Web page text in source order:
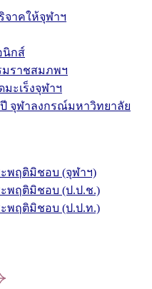
จาคให้จุฬาฯ
นิกส์
ราชสมภพฯ
ะเร็งจุฬาฯ
จุฬาลงกรณ์มหาวิทยาลัย
พฤติมิชอบ (จุฬาฯ)
พฤติมิชอบ (ป.ป.ช.)
พฤติมิชอบ (ป.ป.ท.)